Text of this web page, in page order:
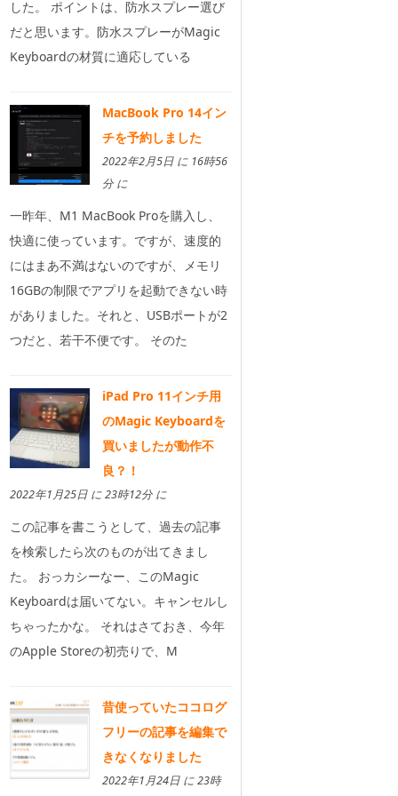
した。 ポイントは、防水スプレー選び
だと思います。防水スプレーがMagic
Keyboardの材質に適応している
MacBook Pro 14イン
チを予約しました
2022年2月5日 に 16時56
分 に
一昨年、M1 MacBook Proを購入し、
快適に使っています。ですが、速度的
にはまあ不満はないのですが、メモリ
16GBの制限でアプリを起動できない時
がありました。それと、USBポートが2
つだと、若干不便です。 そのた
iPad Pro 11インチ用
のMagic Keyboardを
買いましたが動作不
良？！
2022年1月25日 に 23時12分 に
この記事を書こうとして、過去の記事
を検索したら次のものが出てきまし
た。 おっカシーなー、このMagic
Keyboardは届いてない。キャンセルし
ちゃったかな。 それはさておき、今年
のApple Storeの初売りで、M
昔使っていたココログ
フリーの記事を編集で
きなくなりました
2022年1月24日 に 23時